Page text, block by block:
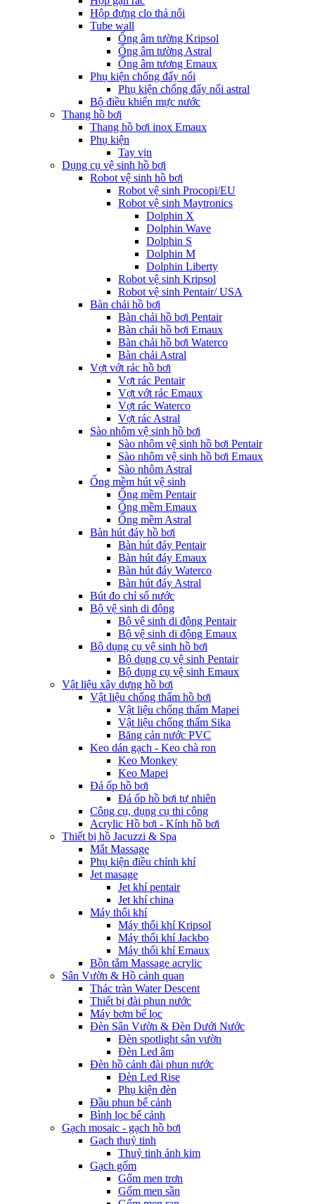
Hộp đựng clo thả nổi
Tube wall
Ống âm tường Kripsol
Ống âm tường Astral
Ống âm tương Emaux
Phụ kiện chống đẩy nổi
Phụ kiện chống đẩy nổi astral
Bộ điều khiển mực nước
Thang hồ bơi
Thang hồ bơi inox Emaux
Phụ kiện
Tay vịn
Dụng cụ vệ sinh hồ bơi
Robot vệ sinh hồ bơi
Robot vệ sinh Procopi/EU
Robot vệ sinh Maytronics
Dolphin X
Dolphin Wave
Dolphin S
Dolphin M
Dolphin Liberty
Robot vệ sinh Kripsol
Robot vệ sinh Pentair/ USA
Bàn chải hồ bơi
Bàn chải hồ bơi Pentair
Bàn chải hồ bơi Emaux
Bàn chải hồ bơi Waterco
Bàn chải Astral
Vợt vớt rác hồ bơi
Vợt rác Pentair
Vợt vớt rác Emaux
Vợt rác Waterco
Vợt rác Astral
Sào nhôm vệ sinh hồ bơi
Sào nhôm vệ sinh hồ bơi Pentair
Sào nhôm vệ sinh hồ bơi Emaux
Sào nhôm Astral
Ống mềm hút vệ sinh
Ống mềm Pentair
Ống mềm Emaux
Ống mềm Astral
Bàn hút đáy hồ bơi
Bàn hút đáy Pentair
Bàn hút đáy Emaux
Bàn hút đáy Waterco
Bàn hút đáy Astral
Bút đo chỉ số nước
Bộ vệ sinh di động
Bộ vệ sinh di động Pentair
Bộ vệ sinh di động Emaux
Bộ dụng cụ vệ sinh hồ bơi
Bộ dụng cụ vệ sinh Pentair
Bộ dụng cụ vệ sinh Emaux
Vật liệu xây dựng hồ bơi
Vật liệu chống thấm hồ bơi
Vật liệu chống thấm Mapei
Vật liệu chống thấm Sika
Băng cản nước PVC
Keo dán gạch - Keo chà ron
Keo Monkey
Keo Mapei
Đá ốp hồ bơi
Đá ốp hồ bơi tự nhiên
Công cụ, dụng cụ thi công
Acrylic Hồ bơi - Kính hồ bơi
Thiết bị hồ Jacuzzi & Spa
Mắt Massage
Phụ kiện điều chỉnh khí
Jet masage
Jet khí pentair
Jet khí china
Máy thổi khí
Máy thổi khí Kripsol
Máy thổi khí Jackbo
Máy thổi khí Emaux
Bồn tắm Massage acrylic
Sân Vườn & Hồ cảnh quan
Thác tràn Water Descent
Thiết bị đài phun nước
Máy bơm bể lọc
Đèn Sân Vườn & Đèn Dưới Nước
Đèn spotlight sân vườn
Đèn Led âm
Đèn hồ cảnh đài phun nước
Đèn Led Rise
Phụ kiện đèn
Đầu phun bể cảnh
Bình lọc bể cảnh
Gạch mosaic - gạch hồ bơi
Gạch thuỷ tinh
Thuỷ tinh ánh kim
Gạch gốm
Gốm men trơn
Gốm men sần